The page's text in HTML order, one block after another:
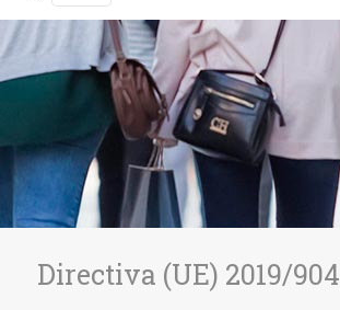
Directiva (UE) 2019/904